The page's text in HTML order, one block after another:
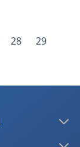
28 29